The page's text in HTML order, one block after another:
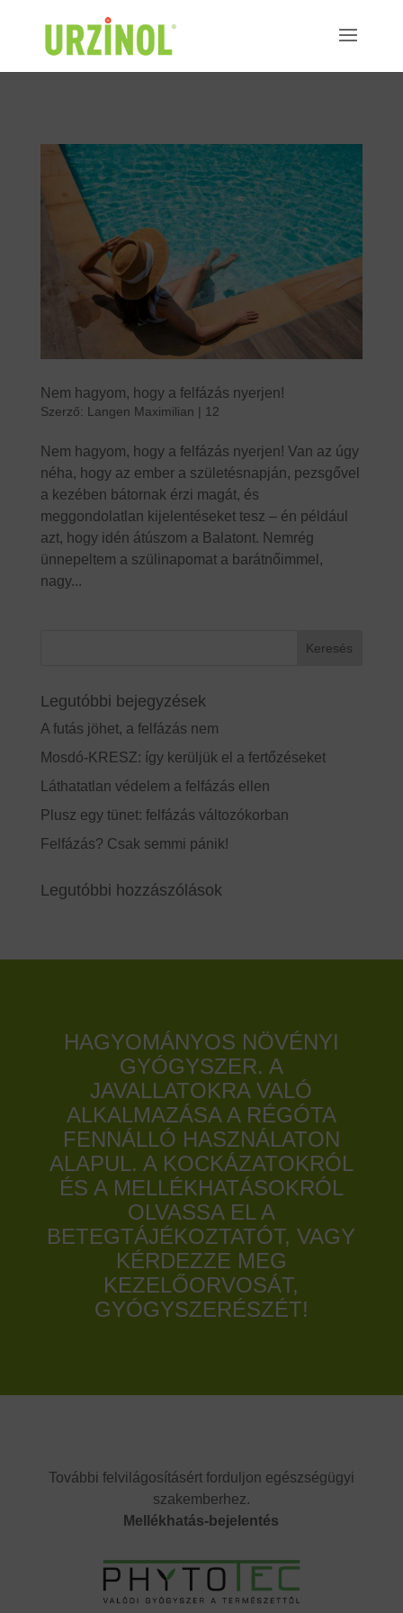
Nem hagyom, hogy a felfázás nyerjen!
Szerző: Langen Maximilian | 12
Nem hagyom, hogy a felfázás nyerjen! Van az úgy
néha, hogy az ember a születésnapján, pezsgővel
a kezében bátornak érzi magát, és
meggondolatlan kijelentéseket tesz – én például
azt, hogy idén átúszom a Balatont. Nemrég
ünnepeltem a szülinapomat a barátnőimmel,
nagy...
Legutóbbi bejegyzések
A futás jöhet, a felfázás nem
Mosdó-KRESZ: így kerüljük el a fertőzéseket
Láthatatlan védelem a felfázás ellen
Plusz egy tünet: felfázás változókorban
Felfázás? Csak semmi pánik!
Legutóbbi hozzászólások
HAGYOMÁNYOS NÖVÉNYI
GYÓGYSZER. A
JAVALLATOKRA VALÓ
ALKALMAZÁSA A RÉGÓTA
FENNÁLLÓ HASZNÁLATON
ALAPUL. A KOCKÁZATOKRÓL
ÉS A MELLÉKHATÁSOKRÓL
OLVASSA EL A
BETEGTÁJÉKOZTATÓT, VAGY
KÉRDEZZE MEG
KEZELŐORVOSÁT,
GYÓGYSZERÉSZÉT!
További felvilágosításért forduljon egészségügyi
szakemberhez.
Mellékhatás-bejelentés